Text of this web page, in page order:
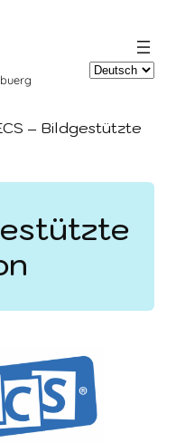
Sprache
– Bildgestützte